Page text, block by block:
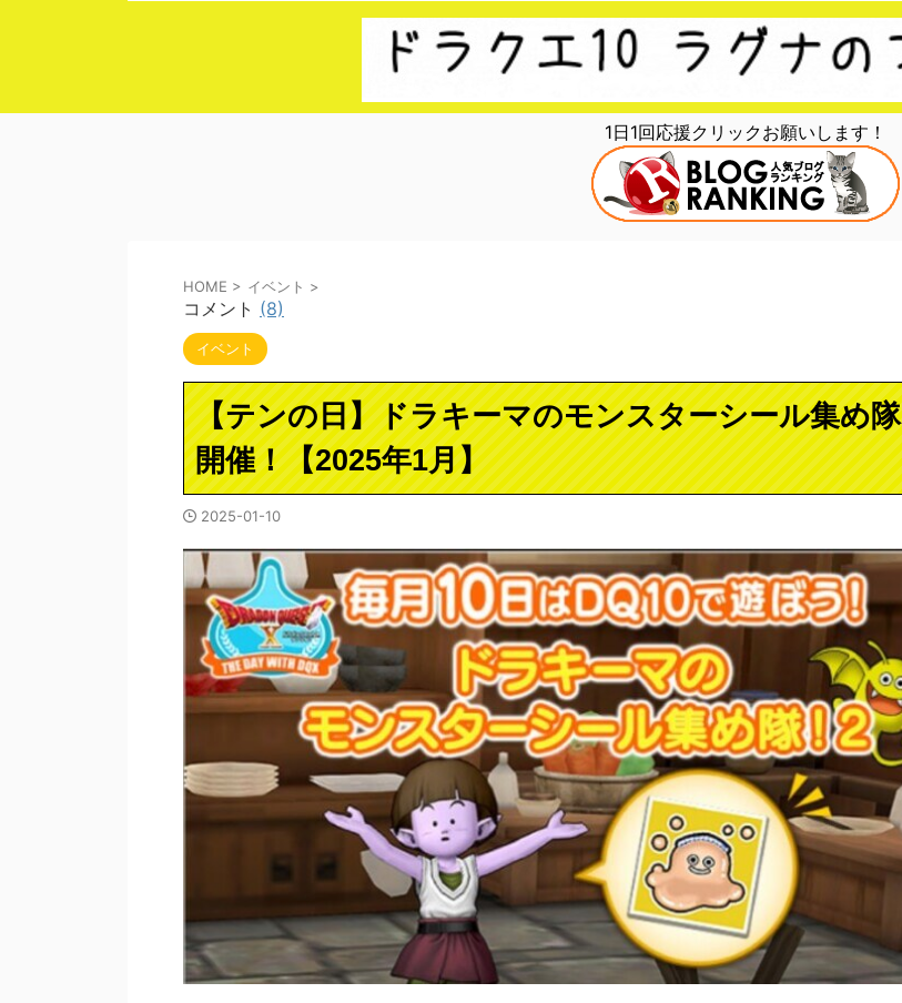
1日1回応援クリックお願いします！
HOME > イベント >
コメント (8)
イベント
【テンの日】ドラキーマのモンスターシール集め
開催！【2025年1月】
2025-01-10